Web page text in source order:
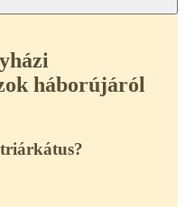
háborújáról